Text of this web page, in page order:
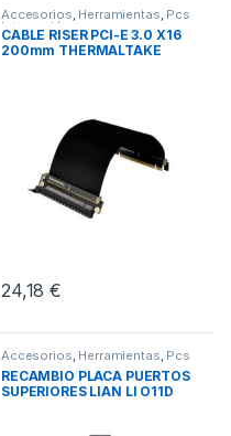
Accesorios, Herramientas, Pcs
Integración
CABLE RISER PCI-E 3.0 X16
200mm THERMALTAKE
24,18€
Accesorios, Herramientas, Pcs
Integración
RECAMBIO PLACA PUERTOS
SUPERIORES LIAN LI O11D